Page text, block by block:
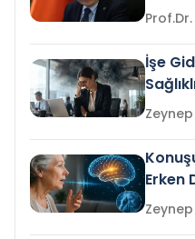
İşe
Gelir
Erken
mi?